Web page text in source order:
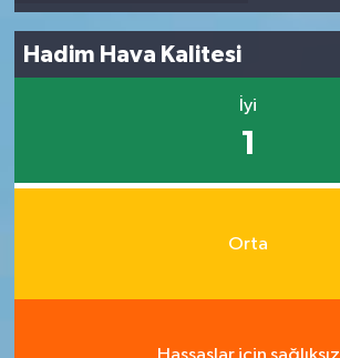
Hadim Hava Kalitesi
İyi
1
Orta